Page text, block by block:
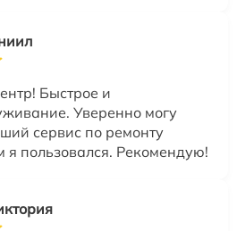
Быстрое и
Уверенно могу
сервис по ремонту
я пользовался. Рекомендую!